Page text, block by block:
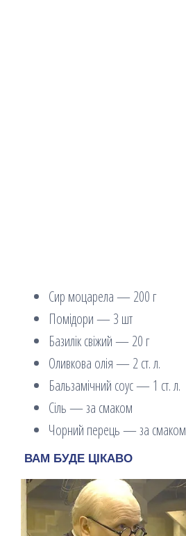
Сир моцарела — 200 г
Помідори — 3 шт
Базилік свіжий — 20 г
Оливкова олія — 2 ст. л.
Бальзамічний соус — 1 ст. л.
Сіль — за смаком
Чорний перець — за смаком